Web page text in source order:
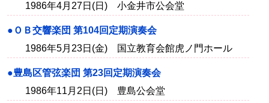
1986年4月27日(日) 小金井市公会堂
●ＯＢ交響楽団 第104回定期演奏会
1986年5月23日(金) 国立教育会館虎ノ門ホール
●豊島区管弦楽団 第23回定期演奏会
1986年11月2日(日) 豊島公会堂